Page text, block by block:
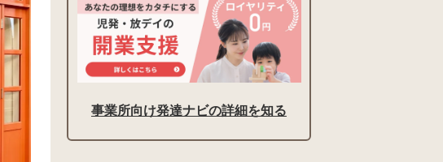
事業所向け発達ナビの詳細を知る